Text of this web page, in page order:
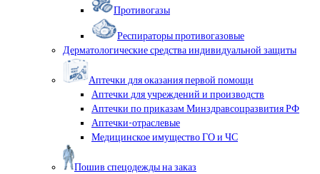
Противогазы
Респираторы противогазовые
Дерматологические средства индивидуальной защиты
Аптечки для оказания первой помощи
Аптечки для учреждений и производств
Аптечки по приказам Минздравсоцразвития РФ
Аптечки-отраслевые
Медицинское имущество ГО и ЧС
Пошив спецодежды на заказ